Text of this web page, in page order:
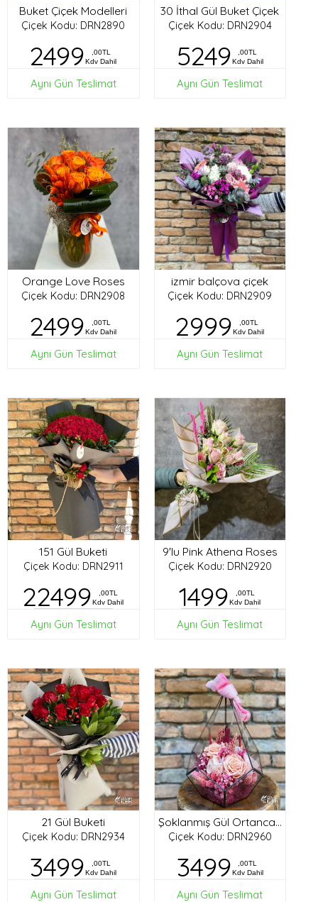
Buket Çiçek Modelleri
Çiçek Kodu: DRN2890
2499
,00TL
Kdv Dahil
Aynı Gün Teslimat
30 İthal Gül Buket Çiçek
Çiçek Kodu: DRN2904
5249
,00TL
Kdv Dahil
Aynı Gün Teslimat
Orange Love Roses
Çiçek Kodu: DRN2908
2499
,00TL
Kdv Dahil
Aynı Gün Teslimat
izmir balçova çiçek
Çiçek Kodu: DRN2909
2999
,00TL
Kdv Dahil
Aynı Gün Teslimat
151 Gül Buketi
Çiçek Kodu: DRN2911
22499
,00TL
Kdv Dahil
Aynı Gün Teslimat
9'lu Pink Athena Roses
Çiçek Kodu: DRN2920
1499
,00TL
Kdv Dahil
Aynı Gün Teslimat
21 Gül Buketi
Çiçek Kodu: DRN2934
3499
,00TL
Kdv Dahil
Aynı Gün Teslimat
Şoklanmış Gül Ortanca Tasarım
Çiçek Kodu: DRN2960
3499
,00TL
Kdv Dahil
Aynı Gün Teslimat